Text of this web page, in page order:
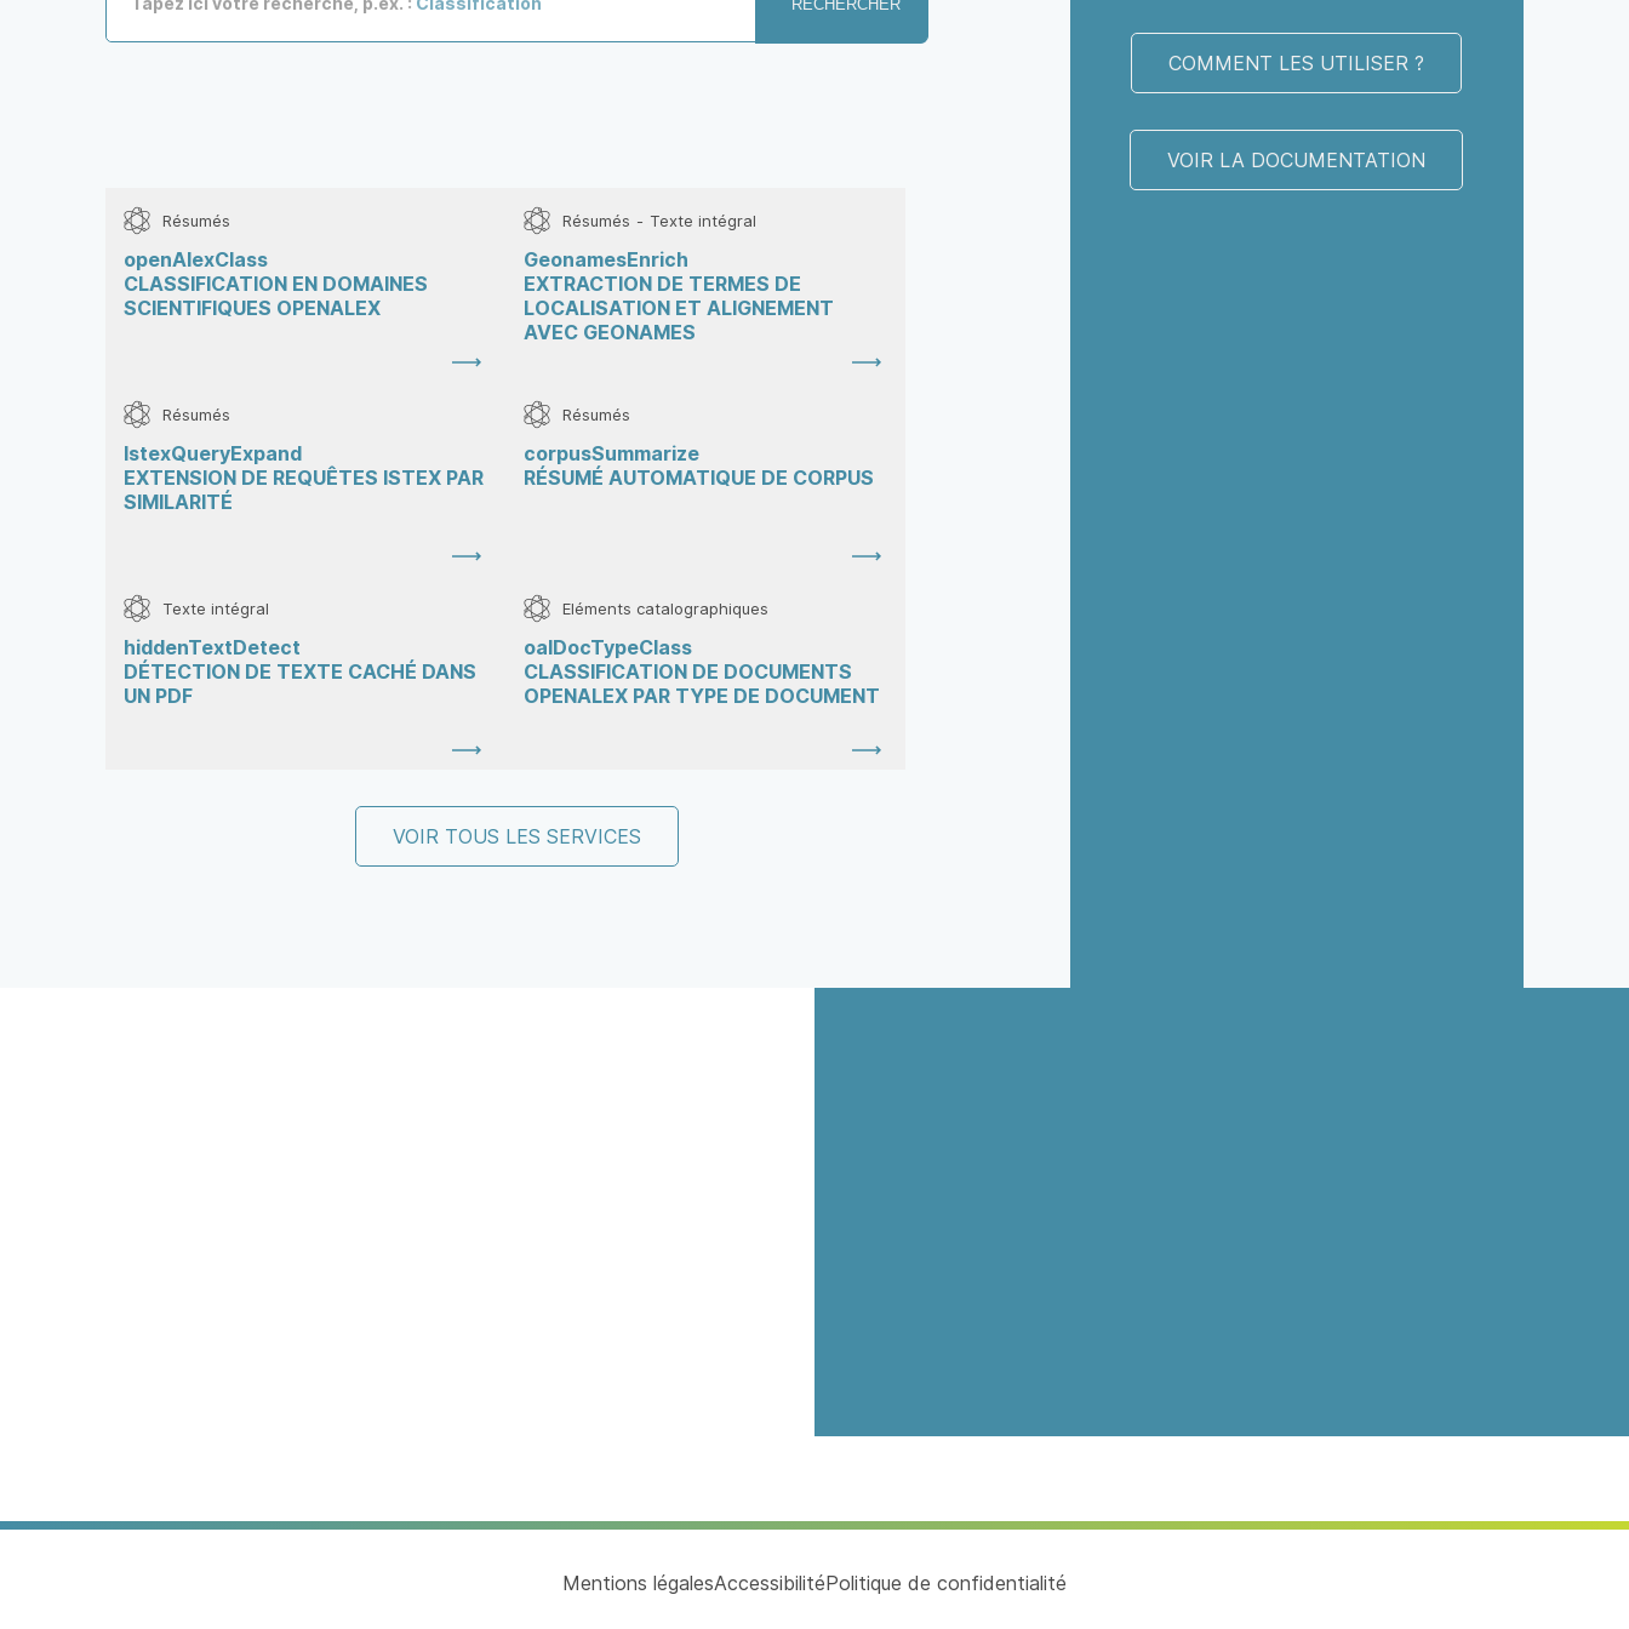
RECHERCHER
Résumés
openAlexClass
CLASSIFICATION EN DOMAINES
SCIENTIFIQUES OPENALEX
Résumés Texte intégral
GeonamesEnrich
EXTRACTION DE TERMES DE
LOCALISATION ET ALIGNEMENT
AVEC GEONAMES
Résumés
IstexQueryExpand
EXTENSION DE REQUÊTES ISTEX PAR
SIMILARITÉ
Résumés
corpusSummarize
RÉSUMÉ AUTOMATIQUE DE CORPUS
Texte intégral
hiddenTextDetect
DÉTECTION DE TEXTE CACHÉ DANS
UN PDF
Eléments catalographiques
oalDocTypeClass
CLASSIFICATION DE DOCUMENTS
OPENALEX PAR TYPE DE DOCUMENT
VOIR TOUS LES SERVICES
COMMENT LES UTILISER ?
VOIR LA DOCUMENTATION
Mentions légalesAccessibilitéPolitique de confidentialité